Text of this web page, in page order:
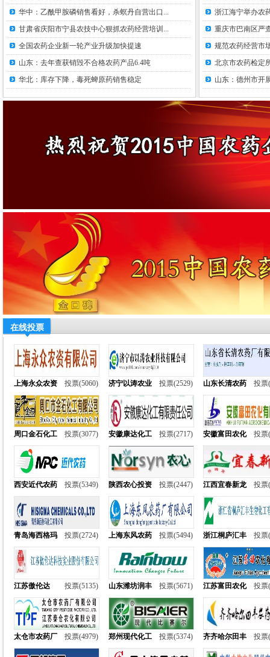
华中：乙酰甲胺磷销售看好，杀螟丹自营出口...
甘肃省庆阳市宁县农技中心狠抓农药经营培训...
全国农药企业新一轮产业升级加快提速
山东：去年查获销毁不合格农药产品6.4吨
华北：库存下降，毒死蜱原药销售稳定
浙江海宁举办农
重庆市巴南区严
规范农药经营市
北京市农药检定
山东：德州市开
在线投票
上海永众农资 投票(5060) 济宁以涛农业 投票(2529) 山东长清农药 投票
周口金石化工 投票(3077) 安徽康达化工 投票(2717) 安徽富田农化 投票
西安近代农药 投票(5349) 陕西农心投资 投票(2447) 江西宜春新龙 投票
青岛海西格玛 投票(2724) 上海东风农药 投票(5494) 浙江桐庐汇丰 投票
江苏傲伦达 投票(5135) 山东潍坊润丰 投票(5671) 江苏富田农化 投票
太仓市农药厂 投票(4979) 郑州现代化工 投票(5374) 齐齐哈尔田丰 投票